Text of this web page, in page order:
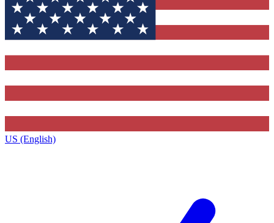
US (English)